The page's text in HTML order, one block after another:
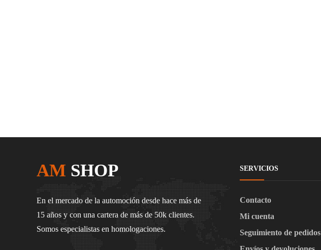
AM SHOP
En el mercado de la automoción desde hace más de
15 años y con una cartera de más de 50k clientes.
Somos especialistas en homologaciones.
SERVICIOS
Contacto
Mi cuenta
Seguimiento de pedidos